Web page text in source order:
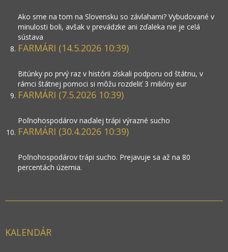
Ako sme na tom na Slovensku so závlahami? Vybudované v
minulosti boli, avšak v prevádzke ani zďaleka nie je celá
sústava
FARMÁRI (14.5.2026 10:39)
Bitúnky po prvý raz v histórii získali podporu od štátnu, v
rámci štátnej pomoci si môžu rozdeliť 3 milióny eur
FARMÁRI (7.5.2026 10:39)
Poľnohospodárov naďalej trápi výrazné sucho
FARMÁRI (30.4.2026 10:39)
Poľnohospodárov trápi sucho. Prejavuje sa až na 80
percentách územia.
KALENDÁR